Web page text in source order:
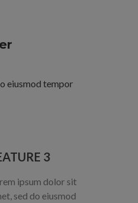
eiusmod tempor
3
ipsum dolor sit
sed do eiusmod